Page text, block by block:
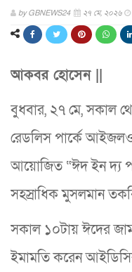
byGBNEWS24 ২৭ মে, ২০২৬
আকবর হোসেন ||
বুধবার, ২৭ মে, সকাল
রেডলিস পার্কে
আয়োজিত “ঈদ ইন দ্য
সহস্রাধিক মুসলমান
সকাল ১০টায় ঈদের
ইমামতি করেন